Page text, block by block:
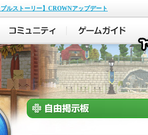
プルストーリー】CROWNアップデート